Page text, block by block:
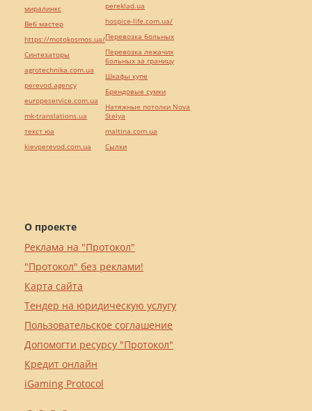
О проекте
Реклама на "Протокол"
"Протокол" без реклами!
Карта сайта
Тендер на юридическую услугу
Пользовательское соглашение
Допомогти ресурсу "Протокол"
Кредит онлайн
iGaming Protocol
миралинкс
Веб мастер
https://motokosmos.ua/
Синтезаторы
agrotechnika.com.ua
perevod.agency
europeservice.com.ua
mk-translations.ua
текст юа
kievperevod.com.ua
pereklad.ua
hospice-life.com.ua/
Перевозка больных
Перевозка лежачих
больных за границу
Шкафы купе
Брендовые сумки
Натяжные потолки Nova
Stelya
maltina.com.ua
Cылки